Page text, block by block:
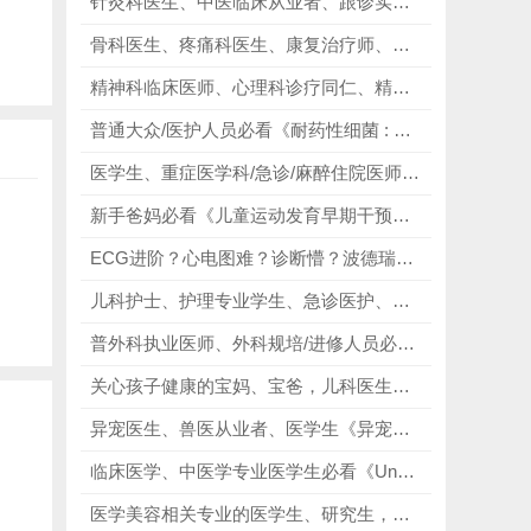
骨科医生、疼痛科医生、康复治疗师、医学生必看疼痛的症状与体征图解（第4版），提升诊疗能力，守护患者健康！
精神科临床医师、心理科诊疗同仁、精神科规培人员必看《考夫曼精神病临床神经病学》第九版，鉴别交叉疾病，排查器质性神经病变！
普通大众/医护人员必看《耐药性细菌 : 现代医学的挑战》，从个人卫生、饮食健康、就医用药，到家庭消毒、医院感染防控，提供可操作、易执行的耐药性细菌预防方法与用药安全指南！
医学生、重症医学科/急诊/麻醉住院医师、主治医师、ICU护士、呼吸治疗师、规培医师必看《牛津重症监护手册》（第4版），权威出品，循证扎实！
新手爸妈必看《儿童运动发育早期干预图解》，快速了解0-6岁宝宝运动发育规律，轻松自查宝宝发育情况，摆脱育儿焦虑！
ECG进阶？心电图难？诊断懵？波德瑞德8册ECG临床解析，精准破解心电图入门难、波形看不懂、诊断无逻辑、资料零散核心痛点！
儿科护士、护理专业学生、急诊医护、产科新生儿护理人员必看《儿科专科护理》，规范操作、提升抢救效率！
普外科执业医师、外科规培/进修人员必看《Fischer's Mastery of Surgery》，以百科夯实基础，以实操赋能主刀！
关心孩子健康的宝妈、宝爸，儿科医生、耳鼻咽喉头颈外科医生必看《实用儿童耳鼻咽喉头颈科学》第2版，大量清晰插图、临床实拍图与示意图，将复杂的医学知识、病症特点、护理流程直观呈现！
异宠医生、兽医从业者、医学生《异宠影像诊断学》，1400+张高清影像插图，掌握异宠影像诊断技巧，精准判断病症！
临床医学、中医学专业医学生必看《Understanding Human Anatomy》，低年级医学生零基础搭建解剖知识体系！
医学美容相关专业的医学生、研究生，皮肤科、美容科医生及临床医师必看《实用皮肤美容治疗学》，包含大量实物图、示意图！